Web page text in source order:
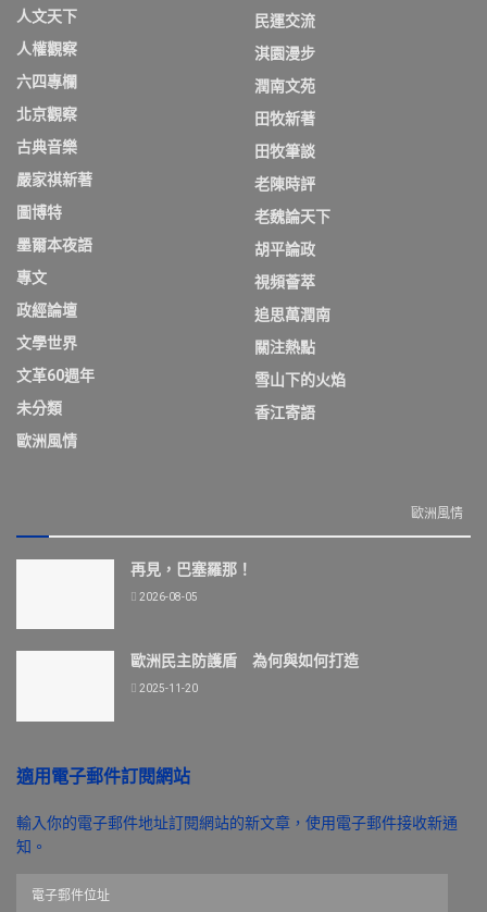
人文天下
人權觀察
六四專欄
北京觀察
古典音樂
嚴家祺新著
圖博特
墨爾本夜語
專文
政經論壇
文學世界
文革60週年
未分類
歐洲風情
民運交流
淇園漫步
潤南文苑
田牧新著
田牧筆談
老陳時評
老魏論天下
胡平論政
視頻薈萃
追思萬潤南
關注熱點
雪山下的火焰
香江寄語
歐洲風情
再見，巴塞羅那！
2026-08-05
歐洲民主防護盾 為何與如何打造
2025-11-20
適用電子郵件訂閱網站
輸入你的電子郵件地址訂閱網站的新文章，使用電子郵件接收新通
知。